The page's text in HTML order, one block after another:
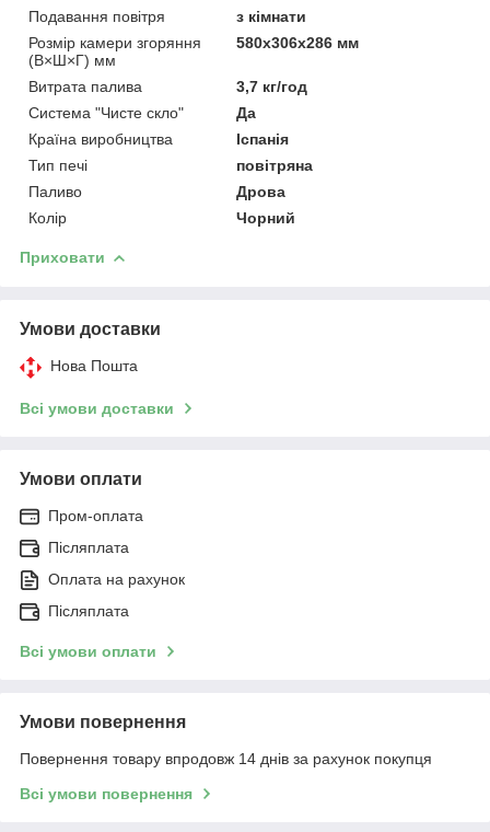
Подавання повітря
з кімнати
Розмір камери згоряння
(В×Ш×Г) мм
580x306x286 мм
Витрата палива
3,7 кг/год
Система "Чисте скло"
Да
Країна виробництва
Іспанія
Тип печі
повітряна
Паливо
Дрова
Колір
Чорний
Приховати
Умови доставки
Нова Пошта
Всі умови доставки
Умови оплати
Пром-оплата
Післяплата
Оплата на рахунок
Післяплата
Всі умови оплати
Умови повернення
Повернення товару впродовж 14 днів за рахунок покупця
Всі умови повернення